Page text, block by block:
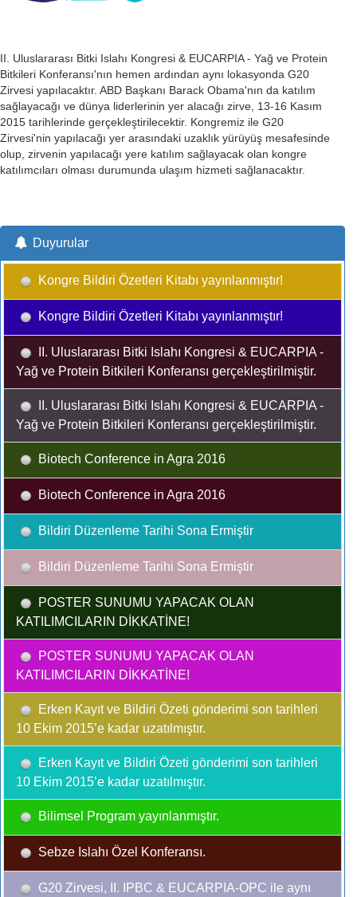
II. Uluslararası Bitki Islahı Kongresi & EUCARPIA - Yağ ve Protein
Bitkileri Konferansı'nın hemen ardından aynı lokasyonda G20
Zirvesi yapılacaktır. ABD Başkanı Barack Obama'nın da katılım
sağlayacağı ve dünya liderlerinin yer alacağı zirve, 13-16 Kasım
2015 tarihlerinde gerçekleştirilecektir. Kongremiz ile G20
Zirvesi'nin yapılacağı yer arasındaki uzaklık yürüyüş mesafesinde
olup, zirvenin yapılacağı yere katılım sağlayacak olan kongre
katılımcıları olması durumunda ulaşım hizmeti sağlanacaktır.
Duyurular
Kongre Bildiri Özetleri Kitabı yayınlanmıştır!
Kongre Bildiri Özetleri Kitabı yayınlanmıştır!
II. Uluslararası Bitki Islahı Kongresi & EUCARPIA -
Yağ ve Protein Bitkileri Konferansı gerçekleştirilmiştir.
II. Uluslararası Bitki Islahı Kongresi & EUCARPIA -
Yağ ve Protein Bitkileri Konferansı gerçekleştirilmiştir.
Biotech Conference in Agra 2016
Biotech Conference in Agra 2016
Bildiri Düzenleme Tarihi Sona Ermiştir
Bildiri Düzenleme Tarihi Sona Ermiştir
POSTER SUNUMU YAPACAK OLAN
KATILIMCILARIN DİKKATİNE!
POSTER SUNUMU YAPACAK OLAN
KATILIMCILARIN DİKKATİNE!
Erken Kayıt ve Bildiri Özeti gönderimi son tarihleri
10 Ekim 2015’e kadar uzatılmıştır.
Erken Kayıt ve Bildiri Özeti gönderimi son tarihleri
10 Ekim 2015’e kadar uzatılmıştır.
Bilimsel Program yayınlanmıştır.
Sebze Islahı Özel Konferansı.
G20 Zirvesi, II. IPBC & EUCARPIA-OPC ile aynı